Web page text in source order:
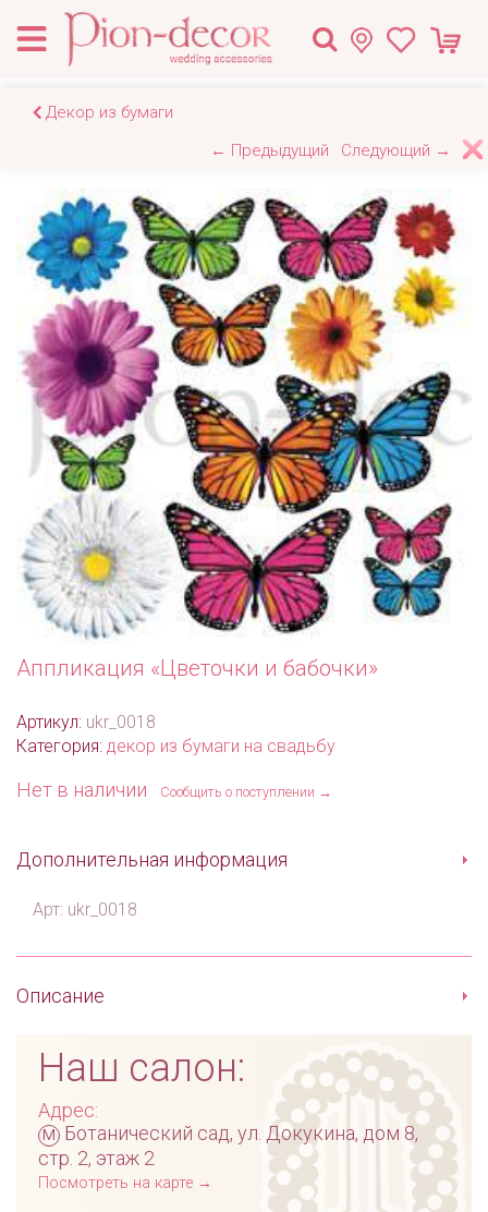
Декор из бумаги
← Предыдущий
Следующий →
Аппликация «Цветочки и бабочки»
Артикул: ukr_0018
Категория: декор из бумаги на свадьбу
Нет в наличии Сообщить о поступлении →
Дополнительная информация
Арт: ukr_0018
Описание
Наш салон:
Адрес:
м Ботанический сад, ул. Докукина, дом 8,
стр. 2, этаж 2
Посмотреть на карте →